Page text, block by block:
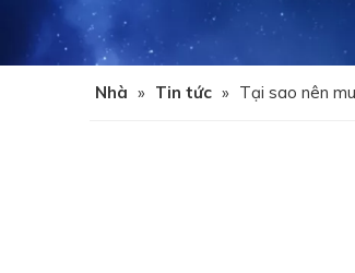
Nhà » Tin tức » Tại sao nên